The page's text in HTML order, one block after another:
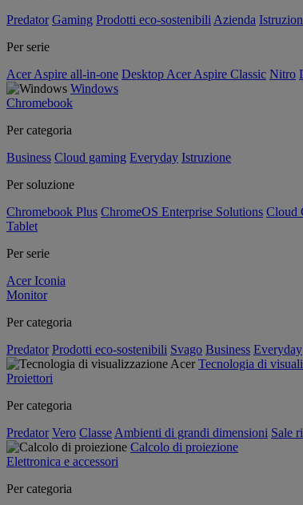
Predator Gaming Prodotti eco-sostenibili Azienda
Per serie
Acer Aspire all-in-one Desktop Acer Aspire Classic Nitro
Windows
Chromebook
Per categoria
Business Cloud gaming Everyday Istruzione
Per soluzione
Chromebook Plus ChromeOS Enterprise Solutions Cloud
Tablet
Per serie
Acer Iconia
Monitor
Per categoria
Predator Prodotti eco-sostenibili Svago Business Everyday
Tecnologia di
Proiettori
Per categoria
Predator Vero Classe Ambienti di grandi dimensioni Sale
Calcolo di proiezione
Elettronica e accessori
Per categoria